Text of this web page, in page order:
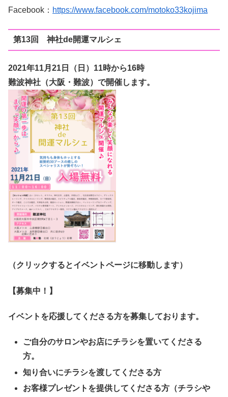
Facebook： https://www.facebook.com/motoko33kojima
第13回 神社de開運マルシェ
2021年11月21日（日 ）11時から16時
難波神社（大阪・難波）で開催します。
（クリックするとイベントページに移動します）
【募集中！】
イベントを応援してくださる方を募集しております。
ご自分のサロンやお店にチラシを置いてくださる
方。
知り合いにチラシを渡してくださる方
お客様プレゼントを提供してくださる方（チラシや